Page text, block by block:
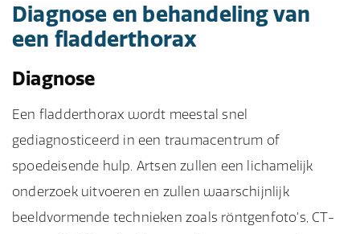
Diagnose en behandeling van
een fladderthorax
Diagnose
Een fladderthorax wordt meestal snel
gediagnosticeerd in een traumacentrum of
spoedeisende hulp. Artsen zullen een lichamelijk
onderzoek uitvoeren en zullen waarschijnlijk
beeldvormende technieken zoals röntgenfoto's, CT-